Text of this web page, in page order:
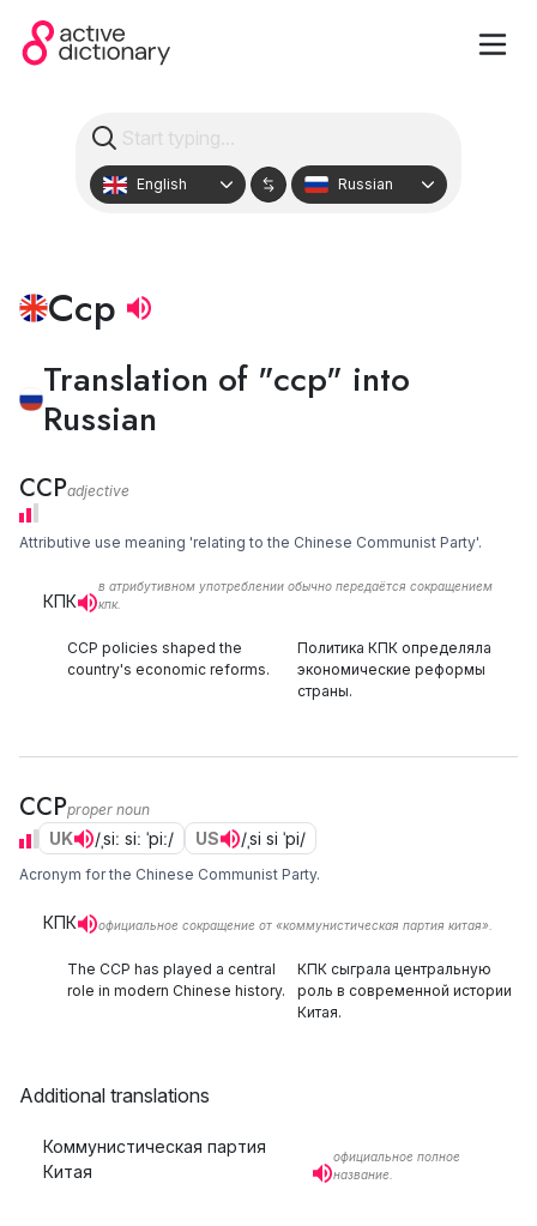
English Russian
Ccp
Translation of "ccp" into
Russian
CCPadjective
Attributive use meaning 'relating to the Chinese Communist Party'.
КПК
в атрибутивном употреблении обычно передаётся сокращением
кпк.
CCP policies shaped the
country's economic reforms.
Политика КПК определяла
экономические реформы
страны.
CCPproper noun
UK /ˌsiː siː ˈpiː/ US /ˌsi si ˈpi/
Acronym for the Chinese Communist Party.
КПК официальное сокращение от «коммунистическая партия китая».
The CCP has played a central
role in modern Chinese history.
КПК сыграла центральную
роль в современной истории
Китая.
Additional translations
Коммунистическая партия
Китая
официальное полное
название.